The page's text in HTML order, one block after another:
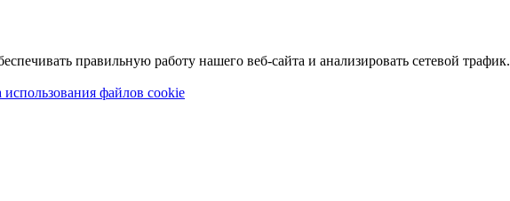
правильную работу нашего веб-сайта и анализировать сетевой трафик.
файлов cookie